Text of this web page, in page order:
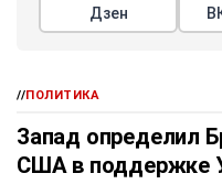
Дзен
//ПОЛИТИКА
Запад определил
США в поддержке